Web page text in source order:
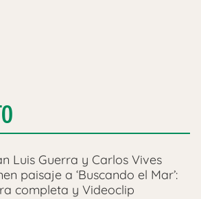
Luis Guerra y Carlos Vives
paisaje a ‘Buscando el Mar’:
completa y Videoclip